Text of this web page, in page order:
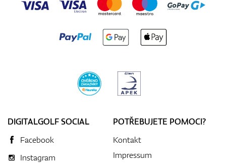
DIGITALGOLF SOCIAL
Facebook
Instagram
POTŘEBUJETE POMOCI?
Kontakt
Impressum